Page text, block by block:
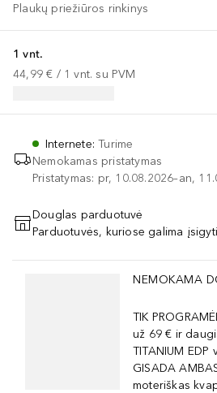
Plaukų priežiūros rinkinys
1 vnt.
44,99 € / 1 vnt. su PVM
Internete:Turime
Nemokamas pristatymas
Pristatymas: pr, 10.08.2026–an,
PRIDĖTI Į
Douglas parduotuvė
Parduotuvės, kuriose galima įsigyti
Praleisti slankiklį
NEMOKAMA
TIK
už 69 € ir
TITANIUM
GISADA
moteriškas